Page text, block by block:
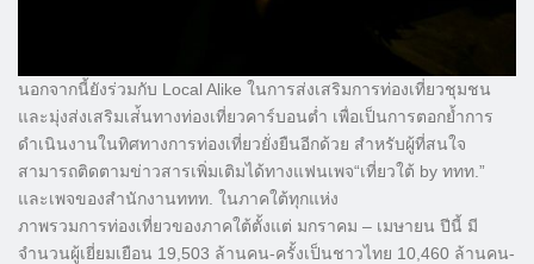
นอกจากนี้ยังร่วมกับ Local Alike ในการส่งเสริมการท่องเที่ยวชุมชน
และมุ่งส่งเสริมเส่้นทางท่องเที่ยวคาร์บอนต่ำ เพื่อเป็นการตอกย้ำการ
ดำเนินงานในทิศทางการท่องเที่ยวยั่งยืนอีกด้วย สำหรับผู้ที่สนใจ
สามารถติดตามข่าวสารเพิ่มเติมได้ทางแฟนเพจ“เที่ยวใต้ by ททท.”
และเพจของสำนักงานททท. ในภาคใต้ทุกแห่ง
ภาพรวมการท่องเที่ยวของภาคใต้ตั้งแต่ มกราคม – เมษายน ปีนี้ มี
จำนวนผู้เยี่ยมเยือน 19,503 ล้านคน-ครั้งเป็นชาวไทย 10,460 ล้านคน-